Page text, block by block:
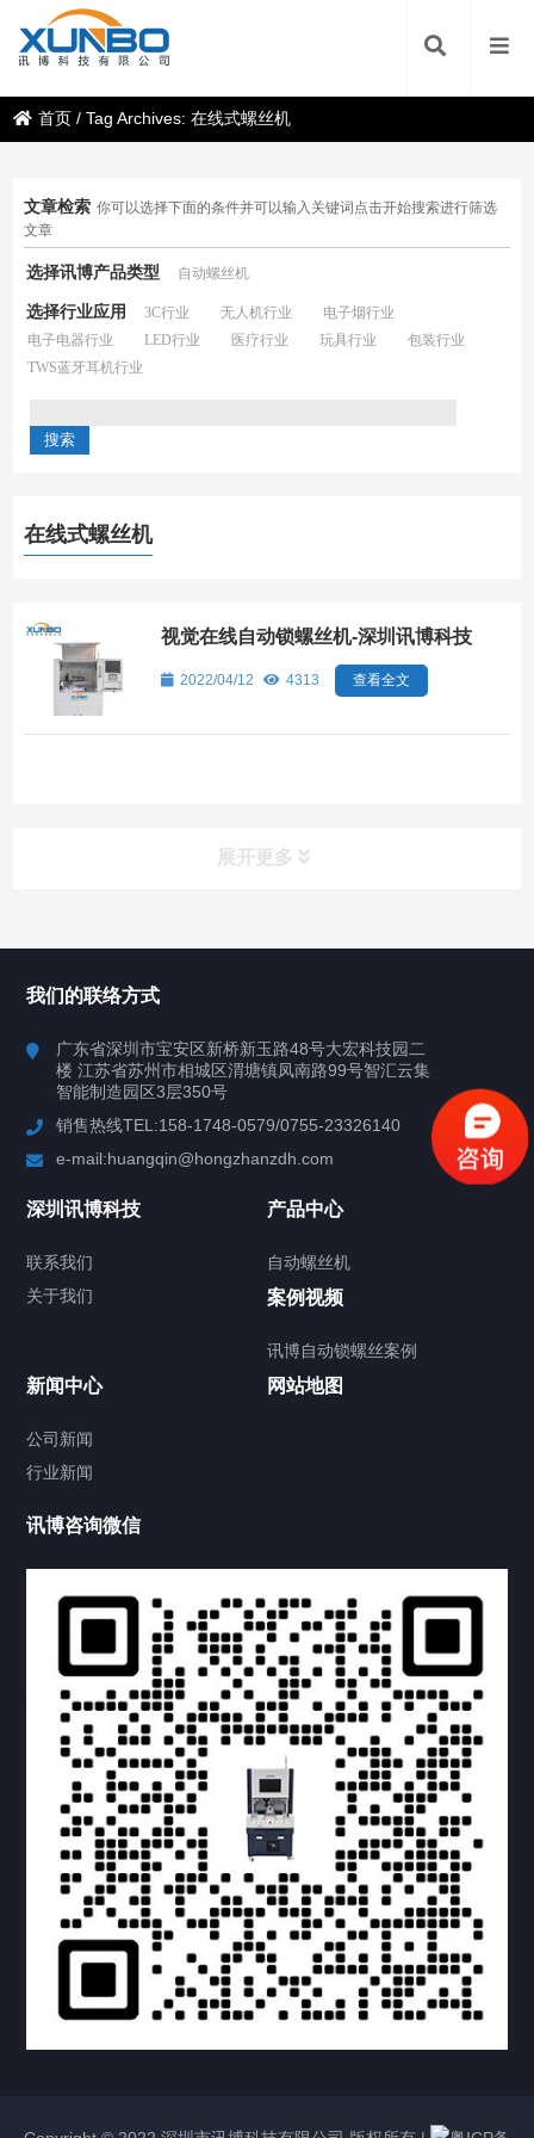
首页 /Tag Archives: 在线式螺丝机
文章检索 你可以选择下面的条件并可以输入关键词点击开始搜索进行筛选
文章
选择讯博产品类型 自动螺丝机
选择行业应用 3C行业 无人机行业
电子烟行业
电子电器行业
LED行业 医疗行业 玩具行业
包装行业
TWS蓝牙耳机行业
在线式螺丝机
视觉在线自动锁螺丝机-深圳讯博科技
2022/04/12 4313 查看全文
展开更多
行业案例
联系我们
关于我们
提交您的需求，获取产品资料与报价
我们的联络方式
广东省深圳市宝安区新桥新玉路48号大宏科技园二
楼 江苏省苏州市相城区渭塘镇凤南路99号智汇云集
智能制造园区3层350号
销售热线TEL:158-1748-0579/0755-23326140
e-mail:huangqin@hongzhanzdh.com
深圳讯博科技
联系我们
关于我们
产品中心
自动螺丝机
案例视频
讯博自动锁螺丝案例
新闻中心
公司新闻
行业新闻
网站地图
讯博咨询微信